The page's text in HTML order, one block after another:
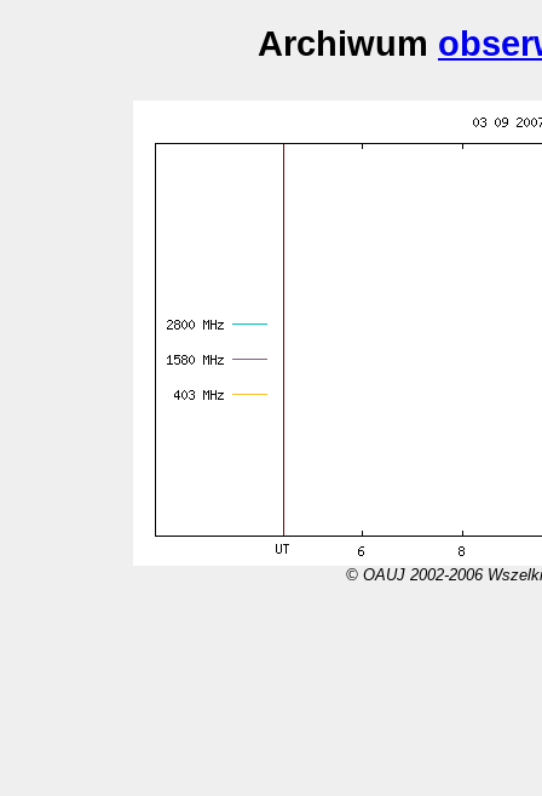
Archiwum
© OAUJ 2002-2006